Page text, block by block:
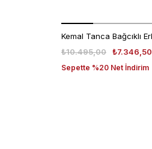
₺7.346,50
₺10.495,00
Sepette %20 Net İndirim